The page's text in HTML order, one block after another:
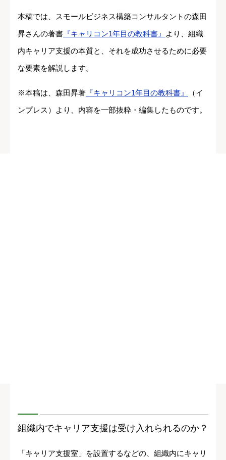
本稿では、スモールビジネス構築コンサルタントの森田
昇さんの著書 『キャリコン1年目の教科書』
より、組織
内キャリア支援の本質と、それを成功させるために必要
な要素を解説します。
※本稿は、森田昇著 『キャリコン1年目の教科書』
（イ
ンプレス）より、内容を一部抜粋・編集したものです。
組織内でキャリア支援は受け入れられるのか？
「キャリア支援室」を設置するなどの、組織内にキャリ